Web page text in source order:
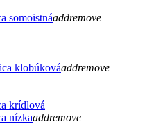
somoistnáaddremove
klobúkováaddremove
krídlová
nízkaaddremove